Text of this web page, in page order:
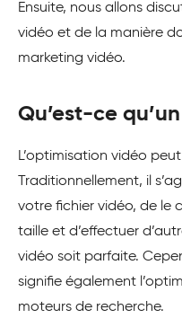
Ensuite, nous allons
vidéo et de la manière
marketing vidéo.
Qu’est-ce
L’optimisation vidéo
Traditionnellement, il
votre fichier vidéo, de le
taille et d’effectuer
vidéo soit parfaite.
signifie également
moteurs de recherche.